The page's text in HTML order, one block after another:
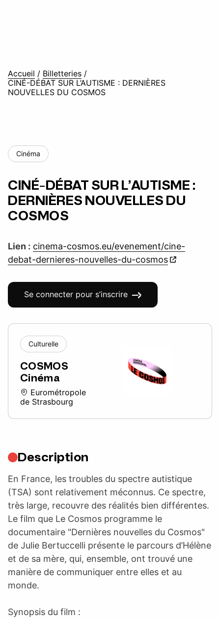
Accueil / Billetteries /
CINÉ-DÉBAT SUR L’AUTISME : DERNIÈRES
NOUVELLES DU COSMOS
Cinéma
CINÉ-DÉBAT SUR L’AUTISME :
DERNIÈRES NOUVELLES DU
COSMOS
Lien : cinema-cosmos.eu/evenement/cine-
debat-dernieres-nouvelles-du-cosmos
Se connecter pour s’inscrire
Culturelle
COSMOS
Cinéma
Eurométropole
de Strasbourg
Description
En France, les troubles du spectre autistique
(TSA) sont relativement méconnus. Ce spectre,
très large, recouvre des réalités bien différentes.
Le film que Le Cosmos programme le
documentaire "Dernières nouvelles du Cosmos"
de Julie Bertuccelli présente le parcours d’Hélène
et de sa mère, qui, ensemble, ont trouvé une
manière de communiquer entre elles et au
monde.
Synopsis du film :